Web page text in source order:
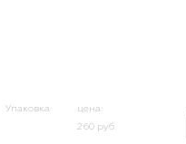
Упаковка
цена:
260 руб.